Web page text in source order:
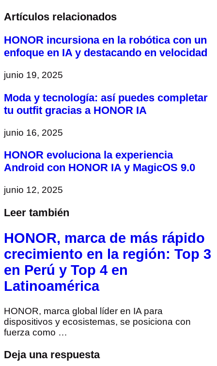
Artículos relacionados
HONOR incursiona en la robótica con un
enfoque en IA y destacando en velocidad
junio 19, 2025
Moda y tecnología: así puedes completar
tu outfit gracias a HONOR IA
junio 16, 2025
HONOR evoluciona la experiencia
Android con HONOR IA y MagicOS 9.0
junio 12, 2025
Leer también
HONOR, marca de más rápido
crecimiento en la región: Top 3
en Perú y Top 4 en
Latinoamérica
HONOR, marca global líder en IA para
dispositivos y ecosistemas, se posiciona con
fuerza como …
Deja una respuesta